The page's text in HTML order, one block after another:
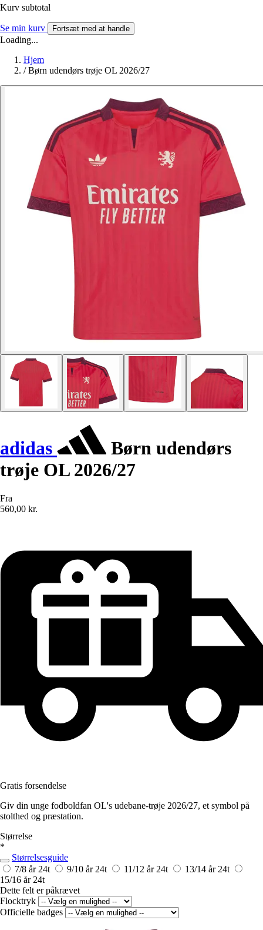
Kurv subtotal
Se min kurv Fortsæt med at handle
Loading...
Hjem
/ Børn udendørs trøje OL 2026/27
adidas
Børn udendørs
trøje OL 2026/27
Fra
560,00 kr.
Gratis forsendelse
Giv din unge fodboldfan OL's udebane-trøje 2026/27, et symbol på
stolthed og præstation.
Størrelse
*
Størrelsesguide
7/8 år 24t 9/10 år 24t 11/12 år 24t 13/14 år 24t
15/16 år 24t
Dette felt er påkrævet
Flocktryk
Officielle badges